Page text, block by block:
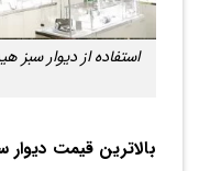
استفاده از دیوار
بالاترین قیمت